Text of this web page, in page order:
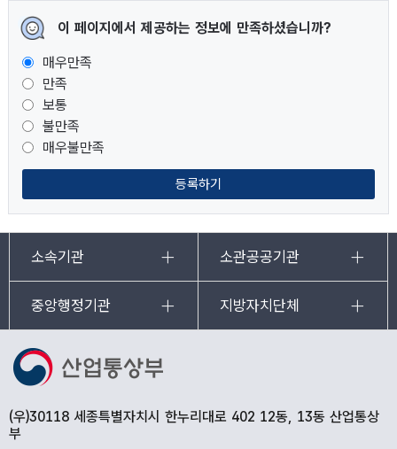
이 페이지에서 제공하는 정보에 만족하셨습니까?
매우만족
만족
보통
불만족
매우불만족
등록하기
소속기관 소관공공기관
중앙행정기관 지방자치단체
(우)30118 세종특별자치시 한누리대로 402 12동, 13동 산업통상
부